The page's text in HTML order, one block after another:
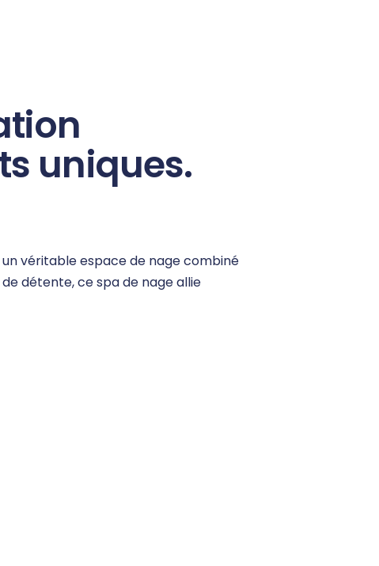
uniques.
un véritable espace de nage combiné
détente, ce spa de nage allie